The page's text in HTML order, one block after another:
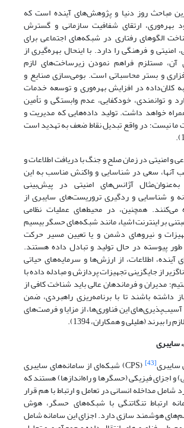
مباحث روز دنیا و پژوهش‌های آینده است که
بهره‌وری، ارتقای شفافیت سازمانی و گسترش
الگوهای رفتاری در شبکه‌های اجتماعی برای
امنیتی و فرهنگی را دارد. با اینحال بهره‌‌گیری از
آن، مستلزم فراهم نمودن زیرساخت‌های لازم
و بستر محاسباتی است. بومی‌سازی صنایع و
کلان‌داده در افزایش بهره‌وری و توسعه خدمات
و توانمندی، خودکفایی، عدم وابستگی و تأمین
خواهد داشت. تولید داده‌هایی که مدیریت و
ما نیست؛ در واقع تبدیل نقاط ضعف به تهدید است
و امنیتی در زمان صلح و جنگ با دریافت اطلاعات و
آنها، سعی در شناسایی و واکنش مناسب به این
آژانس‌های امنیتی در پیش‌بینی
و شناسایی و ردگیری تروریست‌های سایبری از
می‌کنند. همچنین، در محیط‌های عملیات نظامی
بر اینترنت اشیاء مانند شبکه‌های حسگر بیسیم
و نیروهای دشمن و یا تعیین مسیر حرکت
پیوسته در حال تولید و تبادل داده هستند.
آینده، اطلاعات، از ارزش‌ها و سرمایه‌های حیاتی
از جایگزینی تجهیزات پردازش و مبادله داده با
مدیران و فرماندهان عالی باید شناخت کافی از
داشته باشند تا با برنامه‌ریزی راهبردی، ضمن
این فناوری‌ها، از مزایا و فرصت‌های
را ببرند (هلیلی و همکاران، 1394).
سایبری
سایبری[43] (CPS) شبکه‌ای از سامانه‌های سایبری
و اجزای فیزیکی (حسگرها و راه‌اندازها) هستند که
شامل مداخله انسانی در تعامل و ارتباط با هم قرار
ارتباط تنگاتنگی با شبکه‌های حسگر، هوش
هوشمند سازی دارد. اجزای این سامانه شامل